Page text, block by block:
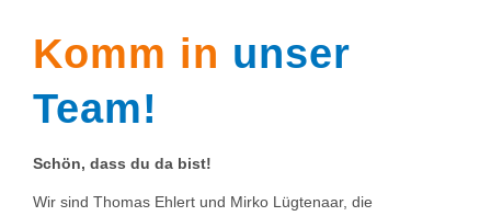
Komm in unser
Team!
Schön, dass du da bist!
Wir sind Thomas Ehlert und Mirko Lügtenaar, die